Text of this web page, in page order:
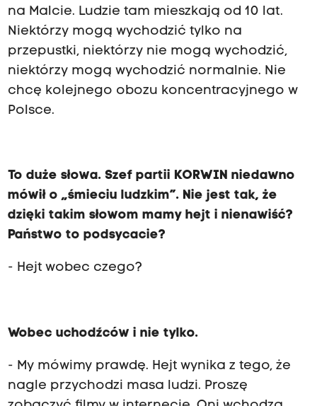
na Malcie. Ludzie tam mieszkają od 10 lat.
Niektórzy mogą wychodzić tylko na
przepustki, niektórzy nie mogą wychodzić,
niektórzy mogą wychodzić normalnie. Nie
chcę kolejnego obozu koncentracyjnego w
Polsce.
To duże słowa. Szef partii KORWIN niedawno
mówił o „śmieciu ludzkim”. Nie jest tak, że
dzięki takim słowom mamy hejt i nienawiść?
Państwo to podsycacie?
- Hejt wobec czego?
Wobec uchodźców i nie tylko.
- My mówimy prawdę. Hejt wynika z tego, że
nagle przychodzi masa ludzi. Proszę